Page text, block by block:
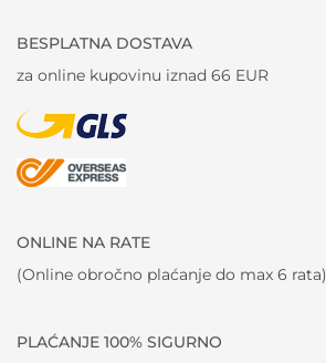
BESPLATNA DOSTAVA
za online kupovinu iznad 66 EUR
ONLINE NA RATE
(Online obročno plaćanje do max 6 rata)
PLAĆANJE 100% SIGURNO